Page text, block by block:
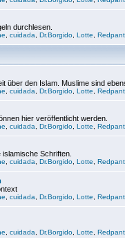
durchlesen.
cuidada Dr.Borgido Lotte
über den Islam. Muslime sind
cuidada Dr.Borgido Lotte
hier veröffentlicht werden.
cuidada Dr.Borgido Lotte
Schriften.
cuidada Dr.Borgido Lotte
cuidada Dr.Borgido Lotte
cuidada Dr.Borgido Lotte